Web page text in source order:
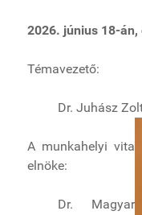
2026. június 18-
Témavezető:
Dr. Juhász
A munkahelyi vita
elnöke:
Dr. Magyar